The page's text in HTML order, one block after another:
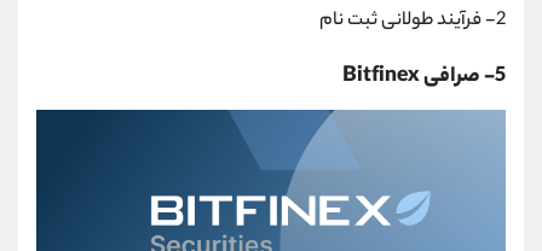
2- فرآیند طولانی ثبت نام
5- صرافی Bitfinex